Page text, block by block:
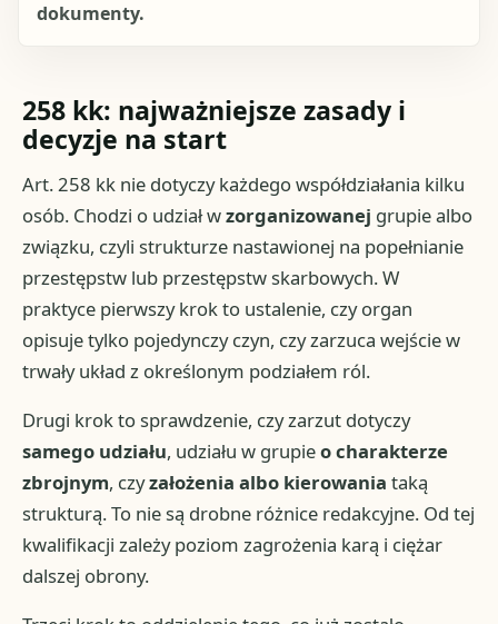
dokumenty.
258 kk: najważniejsze zasady i
decyzje na start
Art. 258 kk nie dotyczy każdego współdziałania kilku
osób. Chodzi o udział wzorganizowanej grupie albo
związku, czyli strukturze nastawionej na popełnianie
przestępstw lub przestępstw skarbowych. W
praktyce pierwszy krok to ustalenie, czy organ
opisuje tylko pojedynczy czyn, czy zarzuca wejście w
trwały układ z określonym podziałem ról.
Drugi krok to sprawdzenie, czy zarzut dotyczy
samego udziału, udziału w grupieo charakterze
zbrojnym, czyzałożenia albo kierowania taką
strukturą. To nie są drobne różnice redakcyjne. Od tej
kwalifikacji zależy poziom zagrożenia karą i ciężar
dalszej obrony.